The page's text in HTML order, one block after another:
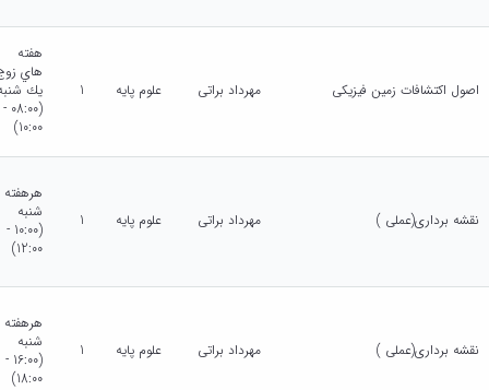
اصول اکتشافات زمین فیزیکی مهرداد براتی علوم پایه 1
هفته
هاي
يك
(08:00 -
10:00)
نقشه برداری(عملی ) مهرداد براتی علوم پایه 1
هرهفته
شنبه
(10:00 -
12:00)
نقشه برداری(عملی ) مهرداد براتی علوم پایه 1
هرهفته
شنبه
(16:00 -
18:00)